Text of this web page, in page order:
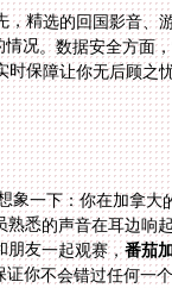
，精选的回国影音、
或掉帧的情况。数据安全方
后，售后实时保障让你无后顾
象一下：你在加拿大
悉的声音在耳边响
友一起观赛，番茄
你不会错过任何一